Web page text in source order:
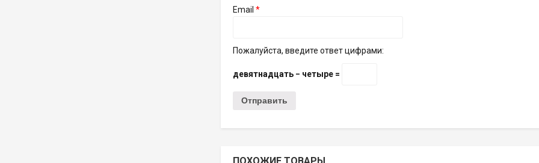
Email *
Пожалуйста, введите ответ цифрами:
девятнадцать − четыре =